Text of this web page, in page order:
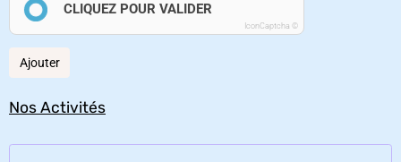
CLIQUEZ POUR VALIDER
IconCaptcha ©
Ajouter
Nos Activités